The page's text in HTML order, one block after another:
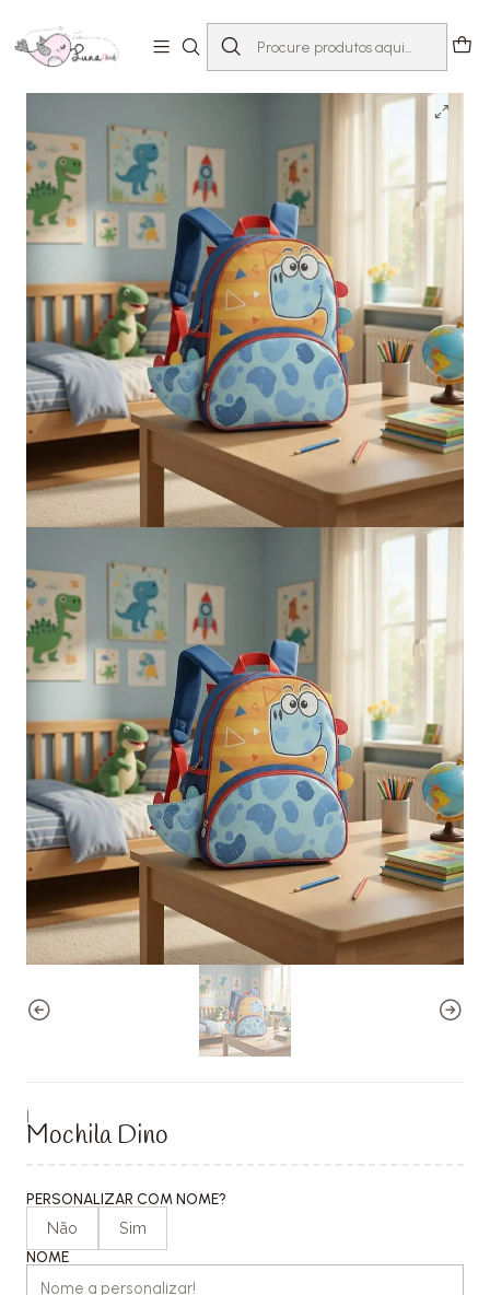
Mochilas & Estojos Mochila Dino
|
Mochila Dino
PERSONALIZAR COM NOME?
Não Sim
NOME